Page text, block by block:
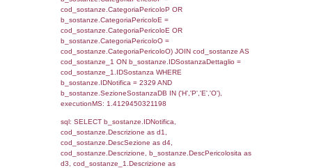
cod_territori_tipologia.IDTipologiaTerritorio)
(f_territori_limitrofi.IDTipoTerritorio =
cod_territori_tipologia.IDTerritorioTP)
(((f_territori_limitrofi.IDNotifica)=2329) AND
((f_territori_limitrofi.IDTipoTerritorio)=5)),
0.073687076568604
f_territori_limitrofi.Direzione,
f_territori_limitrofi.Denominazione,